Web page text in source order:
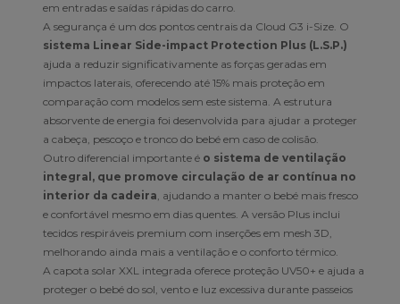
em entradas e saídas rápidas do carro.
A segurança é um dos pontos centrais da Cloud G3 i-Size. O
sistema Linear Side-impact Protection Plus (L.S.P.)
ajuda a reduzir significativamente as forças geradas em
impactos laterais, oferecendo até 15% mais proteção em
comparação com modelos sem este sistema. A estrutura
absorvente de energia foi desenvolvida para ajudar a proteger
a cabeça, pescoço e tronco do bebé em caso de colisão.
Outro diferencial importante é o sistema de ventilação
integral, que promove circulação de ar contínua no
interior da cadeira, ajudando a manter o bebé mais fresco
e confortável mesmo em dias quentes. A versão Plus inclui
tecidos respiráveis premium com inserções em mesh 3D,
melhorando ainda mais a ventilação e o conforto térmico.
A capota solar XXL integrada oferece proteção UV50+ e ajuda a
proteger o bebé do sol, vento e luz excessiva durante passeios